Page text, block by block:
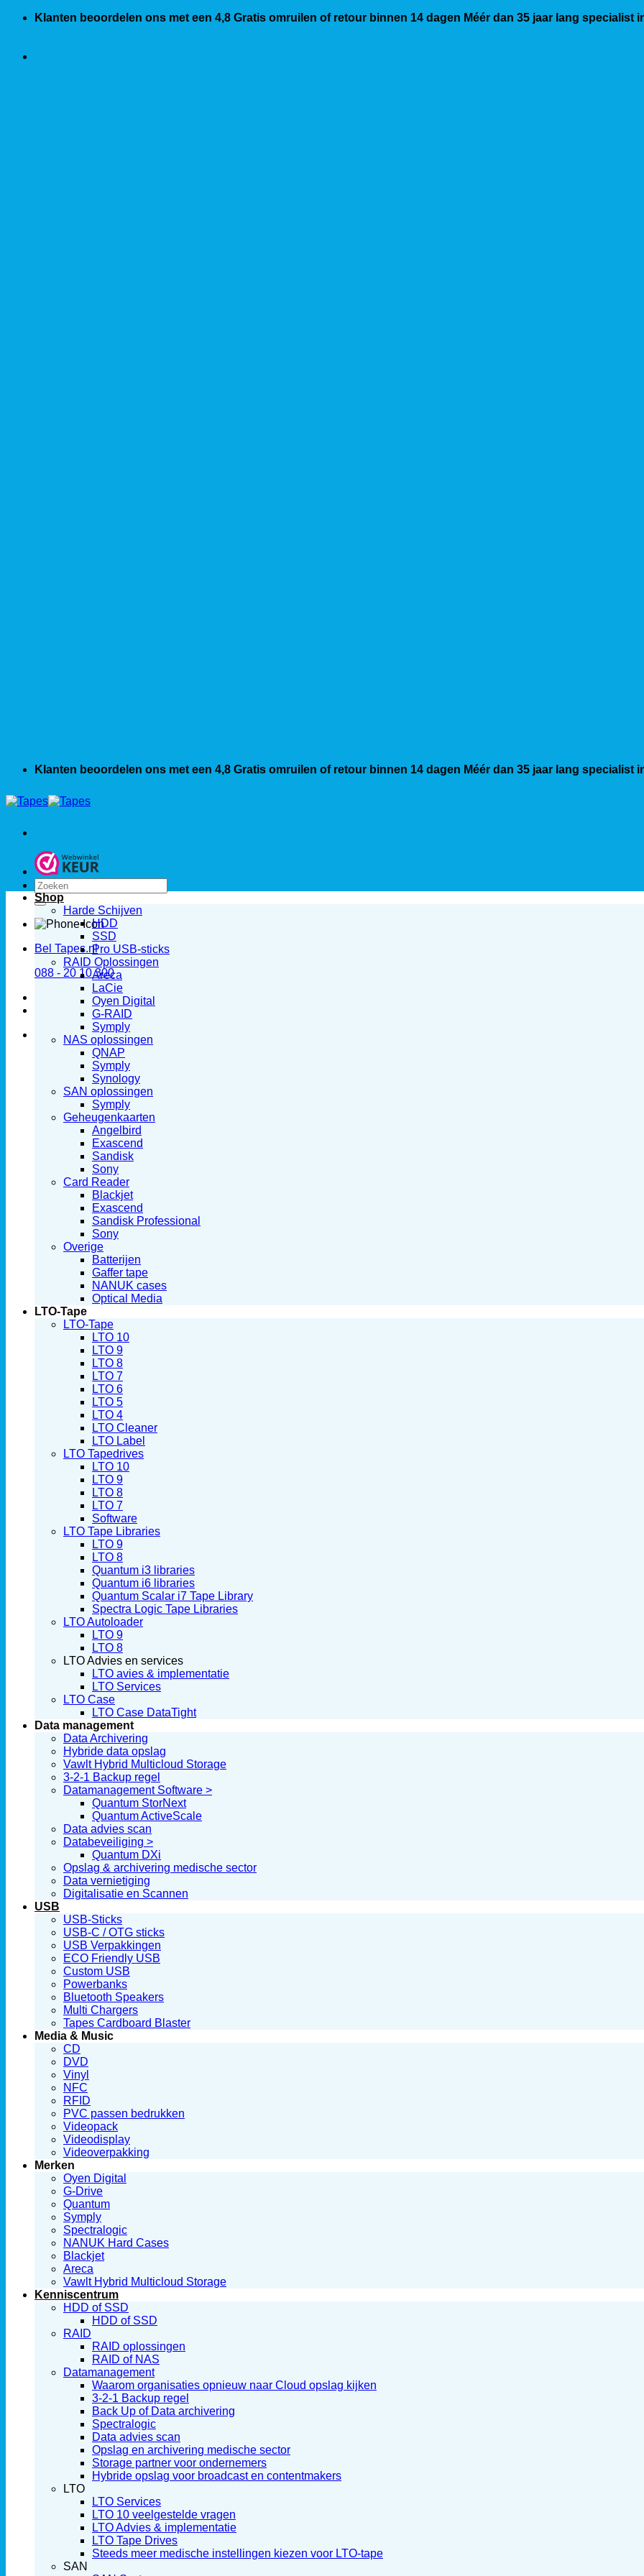
Klanten beoordelen ons met een 4,8 Gratis omruilen of retour binnen 14 dagen Méér dan 35 jaar lang specialist
Klanten beoordelen ons met een 4,8 Gratis omruilen of retour binnen 14 dagen Méér dan 35 jaar lang specialist
Zoeken
naar:
Bel Tapes.nl
088 - 20 10 300
Shop
Harde Schijven
HDD
SSD
Pro USB-sticks
RAID Oplossingen
Areca
LaCie
Oyen Digital
G-RAID
Symply
NAS oplossingen
QNAP
Symply
Synology
SAN oplossingen
Symply
Geheugenkaarten
Angelbird
Exascend
Sandisk
Sony
Card Reader
Blackjet
Exascend
Sandisk Professional
Sony
Overige
Batterijen
Gaffer tape
NANUK cases
Optical Media
LTO-Tape
LTO-Tape
LTO 10
LTO 9
LTO 8
LTO 7
LTO 6
LTO 5
LTO 4
LTO Cleaner
LTO Label
LTO Tapedrives
LTO 10
LTO 9
LTO 8
LTO 7
Software
LTO Tape Libraries
LTO 9
LTO 8
Quantum i3 libraries
Quantum i6 libraries
Quantum Scalar i7 Tape Library
Spectra Logic Tape Libraries
LTO Autoloader
LTO 9
LTO 8
LTO Advies en services
LTO avies & implementatie
LTO Services
LTO Case
LTO Case DataTight
Data management
Data Archivering
Hybride data opslag
Vawlt Hybrid Multicloud Storage
3-2-1 Backup regel
Datamanagement Software >
Quantum StorNext
Quantum ActiveScale
Data advies scan
Databeveiliging >
Quantum DXi
Opslag & archivering medische sector
Data vernietiging
Digitalisatie en Scannen
USB
USB-Sticks
USB-C / OTG sticks
USB Verpakkingen
ECO Friendly USB
Custom USB
Powerbanks
Bluetooth Speakers
Multi Chargers
Tapes Cardboard Blaster
Media & Music
CD
DVD
Vinyl
NFC
RFID
PVC passen bedrukken
Videopack
Videodisplay
Videoverpakking
Merken
Oyen Digital
G-Drive
Quantum
Symply
Spectralogic
NANUK Hard Cases
Blackjet
Areca
Vawlt Hybrid Multicloud Storage
Kenniscentrum
HDD of SSD
HDD of SSD
RAID
RAID oplossingen
RAID of NAS
Datamanagement
Waarom organisaties opnieuw naar Cloud opslag kijken
3-2-1 Backup regel
Back Up of Data archivering
Spectralogic
Data advies scan
Opslag en archivering medische sector
Storage partner voor ondernemers
Hybride opslag voor broadcast en contentmakers
LTO
LTO Services
LTO 10 veelgestelde vragen
LTO Advies & implementatie
LTO Tape Drives
Steeds meer medische instellingen kiezen voor LTO-tape
SAN